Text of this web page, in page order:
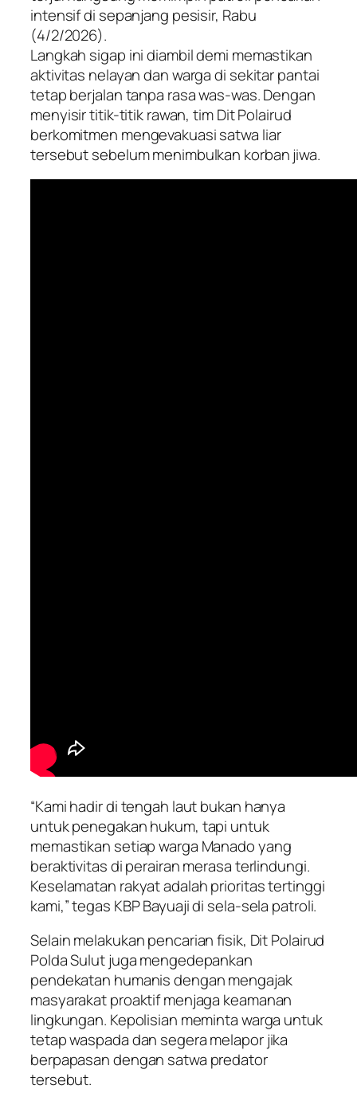
intensif di sepanjang pesisir, Rabu
(4/2/2026).
Langkah sigap ini diambil demi memastikan
aktivitas nelayan dan warga di sekitar pantai
tetap berjalan tanpa rasa was-was. Dengan
menyisir titik-titik rawan, tim Dit Polairud
berkomitmen mengevakuasi satwa liar
tersebut sebelum menimbulkan korban jiwa.
“Kami hadir di tengah laut bukan hanya
untuk penegakan hukum, tapi untuk
memastikan setiap warga Manado yang
beraktivitas di perairan merasa terlindungi.
Keselamatan rakyat adalah prioritas tertinggi
kami,” tegas KBP Bayuaji di sela-sela patroli.
Selain melakukan pencarian fisik, Dit Polairud
Polda Sulut juga mengedepankan
pendekatan humanis dengan mengajak
masyarakat proaktif menjaga keamanan
lingkungan. Kepolisian meminta warga untuk
tetap waspada dan segera melapor jika
berpapasan dengan satwa predator
tersebut.